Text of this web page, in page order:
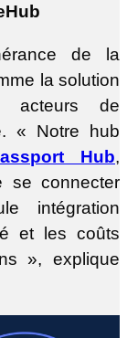
de la
la solution
acteurs de
« Notre hub
Hub,
se connecter
intégration
et les coûts
», explique